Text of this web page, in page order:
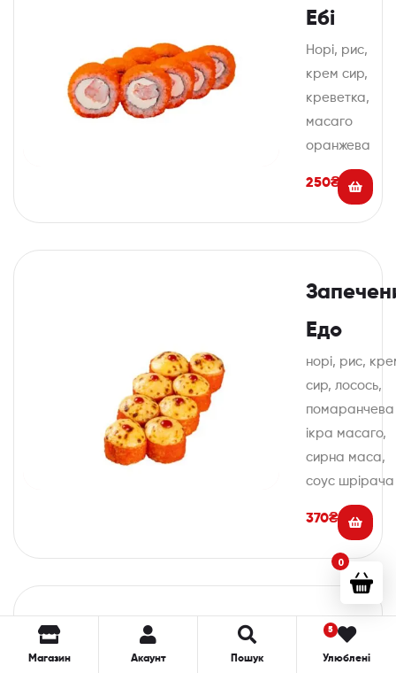
Ебі
Норі, рис,
крем сир,
креветка,
масаго
оранжева
250₴
Едо
норі, рис,
сир, лосось,
помаранчева
ікра масаго,
сирна маса,
соус шрірача
370₴
Рол
Сніжний
Магазин Акаунт Пошук Улюблені
5
0